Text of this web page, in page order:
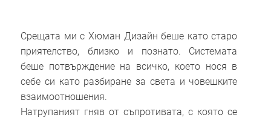
Срещата ми с Хюман Дизайн беше като старо
приятелство, близко и познато. Системата
беше потвърждение на всичко, което нося в
себе си като разбиране за света и човешките
взаимоотношения.
Натрупаният гняв от съпротивата, с която се